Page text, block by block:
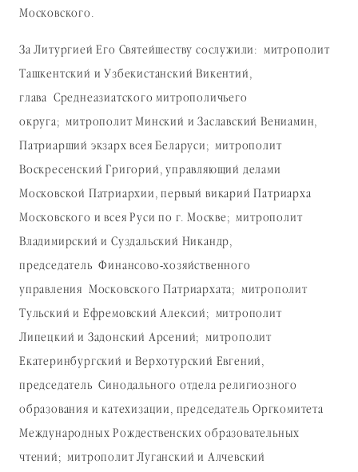
Московского.
За Литургией Его Святейшеству сослужили: митрополит
Ташкентский и Узбекистанский Викентий,
глава Среднеазиатского митрополичьего
округа; митрополит Минский и Заславский Вениамин,
Патриарший экзарх всея Беларуси; митрополит
Воскресенский Григорий, управляющий делами
Московской Патриархии, первый викарий Патриарха
Московского и всея Руси по г. Москве; митрополит
Владимирский и Суздальский Никандр,
председатель Финансово-хозяйственного
управления Московского Патриархата; митрополит
Тульский и Ефремовский Алексий; митрополит
Липецкий и Задонский Арсений; митрополит
Екатеринбургский и Верхотурский Евгений,
председатель Синодального отдела религиозного
образования и катехизации, председатель Оргкомитета
Международных Рождественских образовательных
чтений; митрополит Луганский и Алчевский